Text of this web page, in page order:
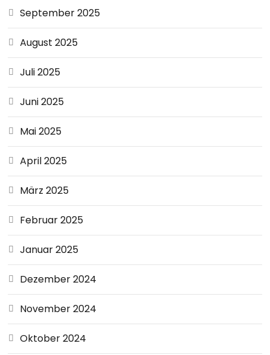
September 2025
August 2025
Juli 2025
Juni 2025
Mai 2025
April 2025
März 2025
Februar 2025
Januar 2025
Dezember 2024
November 2024
Oktober 2024